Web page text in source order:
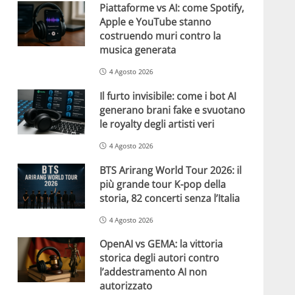
Piattaforme vs AI: come Spotify,
Apple e YouTube stanno
costruendo muri contro la
musica generata
4 Agosto 2026
Il furto invisibile: come i bot AI
generano brani fake e svuotano
le royalty degli artisti veri
4 Agosto 2026
BTS Arirang World Tour 2026: il
più grande tour K-pop della
storia, 82 concerti senza l’Italia
4 Agosto 2026
OpenAI vs GEMA: la vittoria
storica degli autori contro
l’addestramento AI non
autorizzato